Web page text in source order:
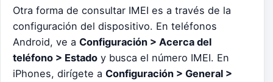
Otra forma de consultar IMEI es a través de la
configuración del dispositivo. En teléfonos
Android, ve a Configuración > Acerca del
teléfono > Estado y busca el número IMEI. En
iPhones, dirígete a Configuración > General >